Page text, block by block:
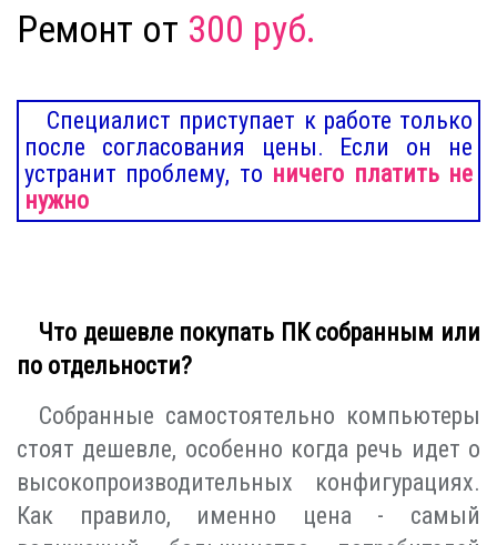
Ремонт от 300 руб.
Специалист приступает к работе только
после согласования цены. Если он не
устранит проблему, то ничего платить не
нужно
Что дешевле покупать ПК собранным или
по отдельности?
Собранные самостоятельно компьютеры
стоят дешевле, особенно когда речь идет о
высокопроизводительных конфигурациях.
Как правило, именно цена - самый